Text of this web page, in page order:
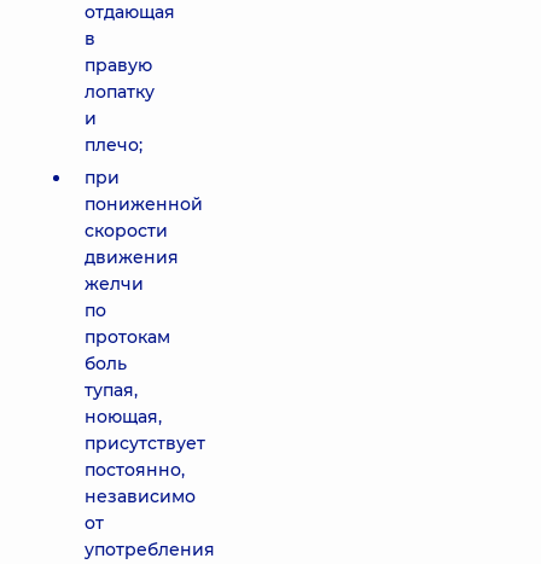
отдающая
в
правую
лопатку
и
плечо;
при
пониженной
скорости
движения
желчи
по
протокам
боль
тупая,
ноющая,
присутствует
постоянно,
независимо
от
употребления